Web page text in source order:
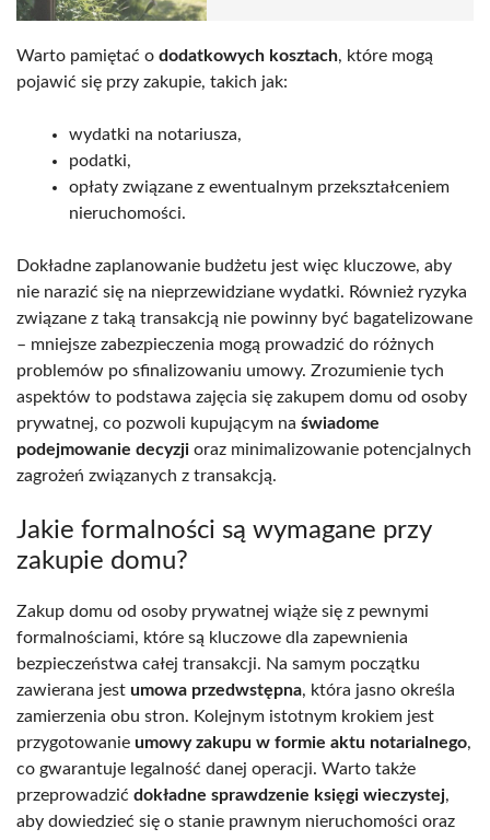
Warto pamiętać o dodatkowych kosztach, które mogą
pojawić się przy zakupie, takich jak:
wydatki na notariusza,
podatki,
opłaty związane z ewentualnym przekształceniem
nieruchomości.
Dokładne zaplanowanie budżetu jest więc kluczowe, aby
nie narazić się na nieprzewidziane wydatki. Również ryzyka
związane z taką transakcją nie powinny być bagatelizowane
– mniejsze zabezpieczenia mogą prowadzić do różnych
problemów po sfinalizowaniu umowy. Zrozumienie tych
aspektów to podstawa zajęcia się zakupem domu od osoby
prywatnej, co pozwoli kupującym na świadome
podejmowanie decyzji oraz minimalizowanie potencjalnych
zagrożeń związanych z transakcją.
Jakie formalności są wymagane przy
zakupie domu?
Zakup domu od osoby prywatnej wiąże się z pewnymi
formalnościami, które są kluczowe dla zapewnienia
bezpieczeństwa całej transakcji. Na samym początku
zawierana jest umowa przedwstępna, która jasno określa
zamierzenia obu stron. Kolejnym istotnym krokiem jest
przygotowanie umowy zakupu w formie aktu notarialnego,
co gwarantuje legalność danej operacji. Warto także
przeprowadzić dokładne sprawdzenie księgi wieczystej,
aby dowiedzieć się o stanie prawnym nieruchomości oraz